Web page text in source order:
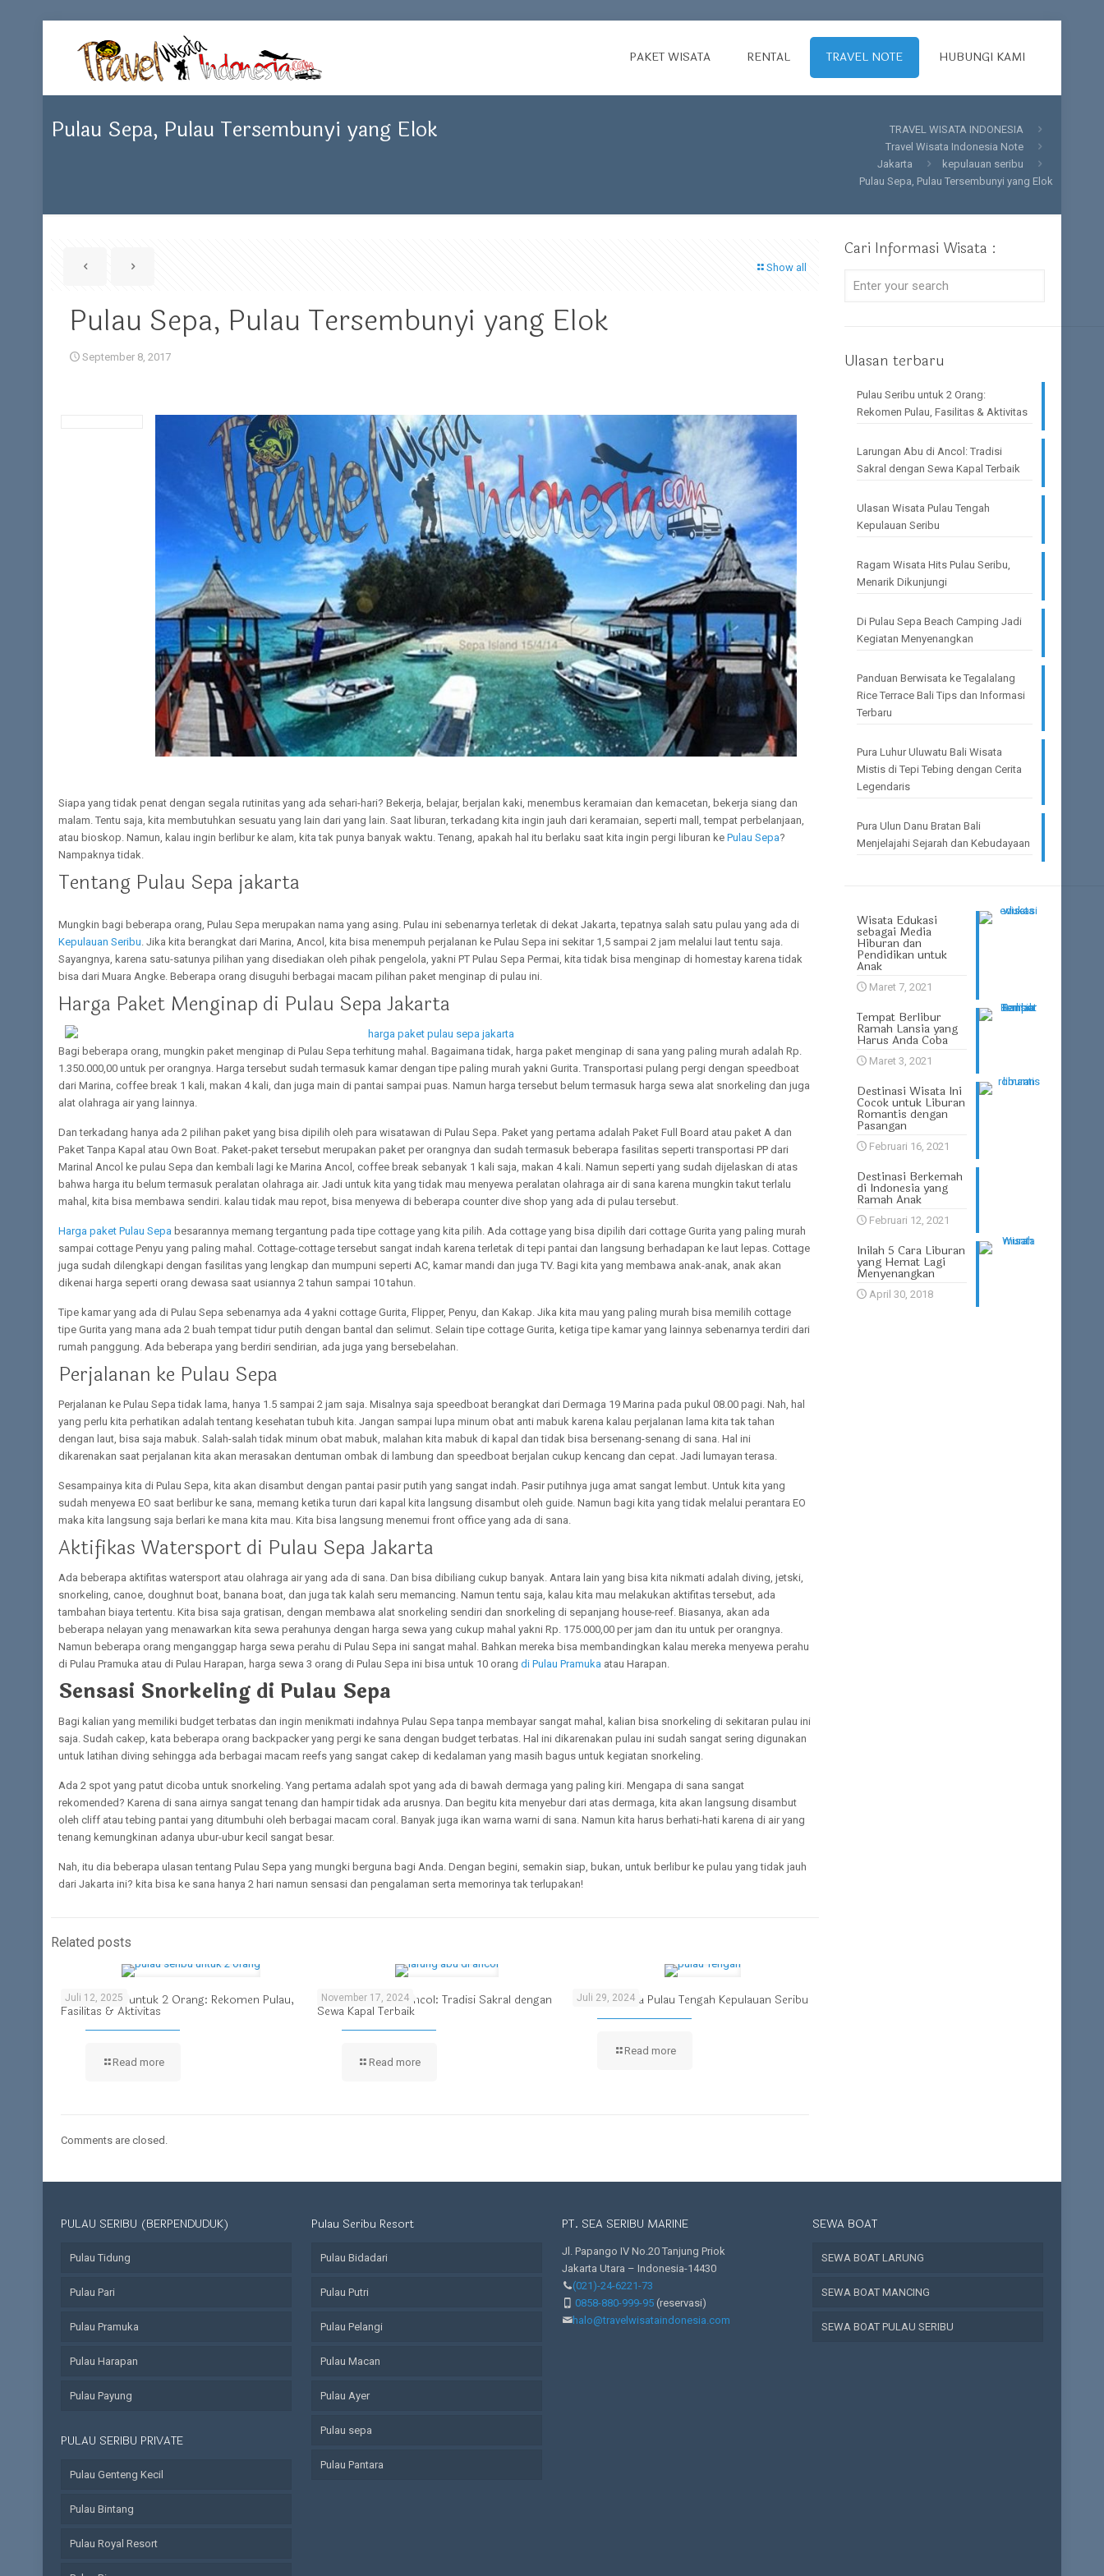
PAKET WISATA RENTAL TRAVEL NOTE HUBUNGI KAMI
Pulau Sepa, Pulau Tersembunyi yang Elok
TRAVEL WISATA INDONESIA
Travel Wisata Indonesia Note
Jakarta
kepulauan seribu
Pulau Sepa, Pulau Tersembunyi yang Elok
Show all
Pulau Sepa, Pulau Tersembunyi yang Elok
September 8, 2017
Siapa yang tidak penat dengan segala rutinitas yang ada sehari-hari? Bekerja, belajar, berjalan kaki, menembus keramaian dan kemacetan, bekerja siang dan
malam. Tentu saja, kita membutuhkan sesuatu yang lain dari yang lain. Saat liburan, terkadang kita ingin jauh dari keramaian, seperti mall, tempat perbelanjaan,
atau bioskop. Namun, kalau ingin berlibur ke alam, kita tak punya banyak waktu. Tenang, apakah hal itu berlaku saat kita ingin pergi liburan kePulau Sepa?
Nampaknya tidak.
Tentang Pulau Sepa jakarta
Mungkin bagi beberapa orang, Pulau Sepa merupakan nama yang asing. Pulau ini sebenarnya terletak di dekat Jakarta, tepatnya salah satu pulau yang ada di
Kepulauan Seribu. Jika kita berangkat dari Marina, Ancol, kita bisa menempuh perjalanan ke Pulau Sepa ini sekitar 1,5 sampai 2 jam melalui laut tentu saja.
Sayangnya, karena satu-satunya pilihan yang disediakan oleh pihak pengelola, yakni PT Pulau Sepa Permai, kita tidak bisa menginap di homestay karena tidak
bisa dari Muara Angke. Beberapa orang disuguhi berbagai macam pilihan paket menginap di pulau ini.
Harga Paket Menginap di Pulau Sepa Jakarta
Bagi beberapa orang, mungkin paket menginap di Pulau Sepa terhitung mahal. Bagaimana tidak, harga paket menginap di sana yang paling murah adalah Rp.
1.350.000,00 untuk per orangnya. Harga tersebut sudah termasuk kamar dengan tipe paling murah yakni Gurita. Transportasi pulang pergi dengan speedboat
dari Marina, coffee break 1 kali, makan 4 kali, dan juga main di pantai sampai puas. Namun harga tersebut belum termasuk harga sewa alat snorkeling dan juga
alat olahraga air yang lainnya.
Dan terkadang hanya ada 2 pilihan paket yang bisa dipilih oleh para wisatawan di Pulau Sepa. Paket yang pertama adalah Paket Full Board atau paket A dan
Paket Tanpa Kapal atau Own Boat. Paket-paket tersebut merupakan paket per orangnya dan sudah termasuk beberapa fasilitas seperti transportasi PP dari
Marinal Ancol ke pulau Sepa dan kembali lagi ke Marina Ancol, coffee break sebanyak 1 kali saja, makan 4 kali. Namun seperti yang sudah dijelaskan di atas
bahwa harga itu belum termasuk peralatan olahraga air. Jadi untuk kita yang tidak mau menyewa peralatan olahraga air di sana karena mungkin takut terlalu
mahal, kita bisa membawa sendiri. kalau tidak mau repot, bisa menyewa di beberapa counter dive shop yang ada di pulau tersebut.
Harga paket Pulau Sepa besarannya memang tergantung pada tipe cottage yang kita pilih. Ada cottage yang bisa dipilih dari cottage Gurita yang paling murah
sampai cottage Penyu yang paling mahal. Cottage-cottage tersebut sangat indah karena terletak di tepi pantai dan langsung berhadapan ke laut lepas. Cottage
juga sudah dilengkapi dengan fasilitas yang lengkap dan mumpuni seperti AC, kamar mandi dan juga TV. Bagi kita yang membawa anak-anak, anak akan
dikenai harga seperti orang dewasa saat usiannya 2 tahun sampai 10 tahun.
Tipe kamar yang ada di Pulau Sepa sebenarnya ada 4 yakni cottage Gurita, Flipper, Penyu, dan Kakap. Jika kita mau yang paling murah bisa memilih cottage
tipe Gurita yang mana ada 2 buah tempat tidur putih dengan bantal dan selimut. Selain tipe cottage Gurita, ketiga tipe kamar yang lainnya sebenarnya terdiri dari
rumah panggung. Ada beberapa yang berdiri sendirian, ada juga yang bersebelahan.
Perjalanan ke Pulau Sepa
Perjalanan ke Pulau Sepa tidak lama, hanya 1.5 sampai 2 jam saja. Misalnya saja speedboat berangkat dari Dermaga 19 Marina pada pukul 08.00 pagi. Nah, hal
yang perlu kita perhatikan adalah tentang kesehatan tubuh kita. Jangan sampai lupa minum obat anti mabuk karena kalau perjalanan lama kita tak tahan
dengan laut, bisa saja mabuk. Salah-salah tidak minum obat mabuk, malahan kita mabuk di kapal dan tidak bisa bersenang-senang di sana. Hal ini
dikarenakan saat perjalanan kita akan merasakan dentuman ombak di lambung dan speedboat berjalan cukup kencang dan cepat. Jadi lumayan terasa.
Sesampainya kita di Pulau Sepa, kita akan disambut dengan pantai pasir putih yang sangat indah. Pasir putihnya juga amat sangat lembut. Untuk kita yang
sudah menyewa EO saat berlibur ke sana, memang ketika turun dari kapal kita langsung disambut oleh guide. Namun bagi kita yang tidak melalui perantara EO
maka kita langsung saja berlari ke mana kita mau. Kita bisa langsung menemui front office yang ada di sana.
Aktifikas Watersport di Pulau Sepa Jakarta
Ada beberapa aktifitas watersport atau olahraga air yang ada di sana. Dan bisa dibiliang cukup banyak. Antara lain yang bisa kita nikmati adalah diving, jetski,
snorkeling, canoe, doughnut boat, banana boat, dan juga tak kalah seru memancing. Namun tentu saja, kalau kita mau melakukan aktifitas tersebut, ada
tambahan biaya tertentu. Kita bisa saja gratisan, dengan membawa alat snorkeling sendiri dan snorkeling di sepanjang house-reef. Biasanya, akan ada
beberapa nelayan yang menawarkan kita sewa perahunya dengan harga sewa yang cukup mahal yakni Rp. 175.000,00 per jam dan itu untuk per orangnya.
Namun beberapa orang menganggap harga sewa perahu di Pulau Sepa ini sangat mahal. Bahkan mereka bisa membandingkan kalau mereka menyewa perahu
di Pulau Pramuka atau di Pulau Harapan, harga sewa 3 orang di Pulau Sepa ini bisa untuk 10 orangdi Pulau Pramuka atau Harapan.
Sensasi Snorkeling di Pulau Sepa
Bagi kalian yang memiliki budget terbatas dan ingin menikmati indahnya Pulau Sepa tanpa membayar sangat mahal, kalian bisa snorkeling di sekitaran pulau ini
saja. Sudah cakep, kata beberapa orang backpacker yang pergi ke sana dengan budget terbatas. Hal ini dikarenakan pulau ini sudah sangat sering digunakan
untuk latihan diving sehingga ada berbagai macam reefs yang sangat cakep di kedalaman yang masih bagus untuk kegiatan snorkeling.
Ada 2 spot yang patut dicoba untuk snorkeling. Yang pertama adalah spot yang ada di bawah dermaga yang paling kiri. Mengapa di sana sangat
rekomended? Karena di sana airnya sangat tenang dan hampir tidak ada arusnya. Dan begitu kita menyebur dari atas dermaga, kita akan langsung disambut
oleh cliff atau tebing pantai yang ditumbuhi oleh berbagai macam coral. Banyak juga ikan warna warni di sana. Namun kita harus berhati-hati karena di air yang
tenang kemungkinan adanya ubur-ubur kecil sangat besar.
Nah, itu dia beberapa ulasan tentang Pulau Sepa yang mungki berguna bagi Anda. Dengan begini, semakin siap, bukan, untuk berlibur ke pulau yang tidak jauh
dari Jakarta ini? kita bisa ke sana hanya 2 hari namun sensasi dan pengalaman serta memorinya tak terlupakan!
Related posts
Juli 12, 2025
Pulau Seribu untuk 2 Orang: Rekomen Pulau,
Fasilitas & Aktivitas
Read more
November 17, 2024
Larungan Abu di Ancol: Tradisi Sakral dengan
Sewa Kapal Terbaik
Read more
Juli 29, 2024
Ulasan Wisata Pulau Tengah Kepulauan Seribu
Read more
Comments are closed.
Cari Informasi Wisata :
Ulasan terbaru
Pulau Seribu untuk 2 Orang:
Rekomen Pulau, Fasilitas & Aktivitas
Larungan Abu di Ancol: Tradisi
Sakral dengan Sewa Kapal Terbaik
Ulasan Wisata Pulau Tengah
Kepulauan Seribu
Ragam Wisata Hits Pulau Seribu,
Menarik Dikunjungi
Di Pulau Sepa Beach Camping Jadi
Kegiatan Menyenangkan
Panduan Berwisata ke Tegalalang
Rice Terrace Bali Tips dan Informasi
Terbaru
Pura Luhur Uluwatu Bali Wisata
Mistis di Tepi Tebing dengan Cerita
Legendaris
Pura Ulun Danu Bratan Bali
Menjelajahi Sejarah dan Kebudayaan
Wisata Edukasi
sebagai Media
Hiburan dan
Pendidikan untuk
Anak
Maret 7, 2021
Tempat Berlibur
Ramah Lansia yang
Harus Anda Coba
Maret 3, 2021
Destinasi Wisata Ini
Cocok untuk Liburan
Romantis dengan
Pasangan
Februari 16, 2021
Destinasi Berkemah
di Indonesia yang
Ramah Anak
Februari 12, 2021
Inilah 5 Cara Liburan
yang Hemat Lagi
Menyenangkan
April 30, 2018
PULAU SERIBU (BERPENDUDUK)
Pulau Tidung
Pulau Pari
Pulau Pramuka
Pulau Harapan
Pulau Payung
PULAU SERIBU PRIVATE
Pulau Genteng Kecil
Pulau Bintang
Pulau Royal Resort
Pulau Seribu Resort
Pulau Bidadari
Pulau Putri
Pulau Pelangi
Pulau Macan
Pulau Ayer
Pulau sepa
Pulau Pantara
PT. SEA SERIBU MARINE
Jl. Papango IV No.20 Tanjung Priok
Jakarta Utara – Indonesia-14430
(021)-24-6221-73
0858-880-999-95 (reservasi)
halo@travelwisataindonesia.com
SEWA BOAT
SEWA BOAT LARUNG
SEWA BOAT MANCING
SEWA BOAT PULAU SERIBU